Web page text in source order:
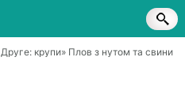
Друге: крупи» Плов з нутом та